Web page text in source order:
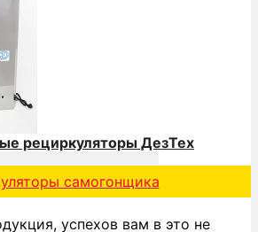
рециркуляторы ДезТех
самогонщика
успехов вам в это не